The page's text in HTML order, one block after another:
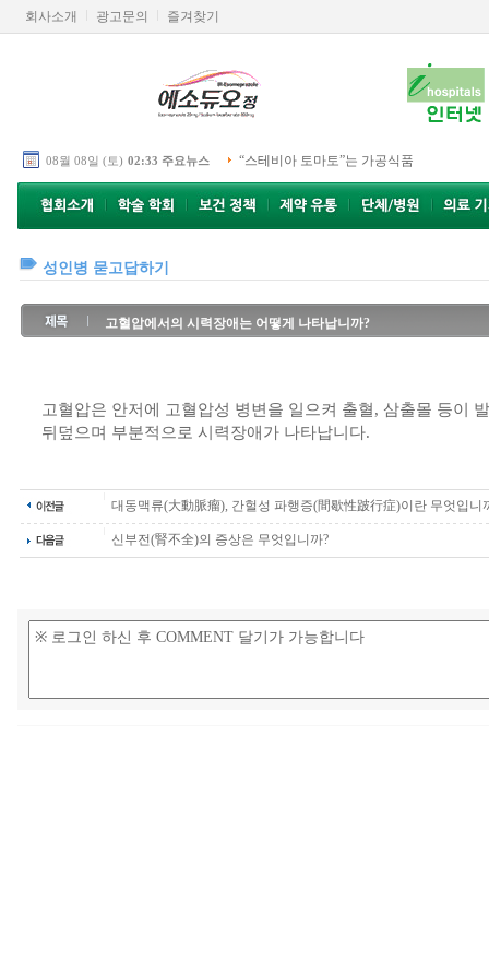
회사소개 광고문의 즐겨찾기
08월 08일 (토) 02:33 주요뉴스 “스테비아 토마토”는 가공식품
성인병 묻고답하기
고혈압에서의 시력장애는 어떻게 나타납니까?
고혈압은 안저에 고혈압성 병변을 일으켜 출혈, 삼출몰 등이
뒤덮으며 부분적으로 시력장애가 나타납니다.
대동맥류(大動脈瘤), 간헐성 파행증(間歇性跛行症)이란 무엇입니
신부전(腎不全)의 증상은 무엇입니까?